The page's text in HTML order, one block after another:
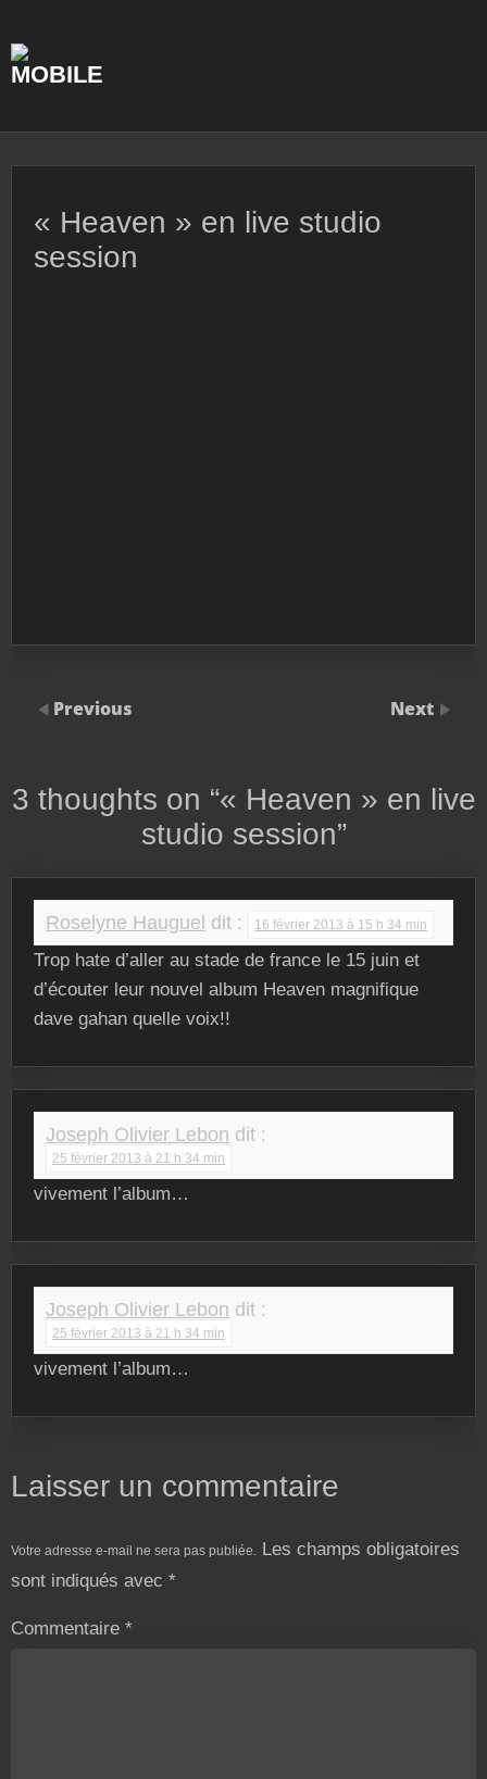
content
« Heaven » en live studio
session
Previous Next
3 thoughts on “« Heaven » en live
studio session”
Roselyne Hauguel dit : 16 février 2013 à 15 h 34 min
Trop hate d’aller au stade de france le 15 juin et
d’écouter leur nouvel album Heaven magnifique
dave gahan quelle voix!!
Joseph Olivier Lebon dit :
25 février 2013 à 21 h 34 min
vivement l’album…
Joseph Olivier Lebon dit :
25 février 2013 à 21 h 34 min
vivement l’album…
Laisser un commentaire
Votre adresse e-mail ne sera pas publiée. Les champs obligatoires
sont indiqués avec *
Commentaire *